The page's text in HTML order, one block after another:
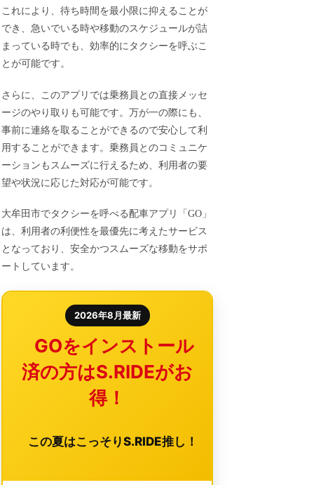
これにより、待ち時間を最小限に抑えることが
でき、急いでいる時や移動のスケジュールが詰
まっている時でも、効率的にタクシーを呼ぶこ
とが可能です。
さらに、このアプリでは乗務員との直接メッセ
ージのやり取りも可能です。万が一の際にも、
事前に連絡を取ることができるので安心して利
用することができます。乗務員とのコミュニケ
ーションもスムーズに行えるため、利用者の要
望や状況に応じた対応が可能です。
大牟田市でタクシーを呼べる配車アプリ「GO」
は、利用者の利便性を最優先に考えたサービス
となっており、安全かつスムーズな移動をサポ
ートしています。
2026年8月最新
GOをインストール
済の方はS.RIDEがお
得！
この夏はこっそりS.RIDE推し！